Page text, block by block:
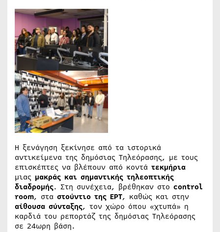
Η ξενάγηση ξεκίνησε από τα ιστορικά
αντικείμενα της δημόσιας Τηλεόρασης, με τους
επισκέπτες να βλέπουν από κοντά τεκμήρια
μιας μακράς και σημαντικής τηλεοπτικής
διαδρομής. Στη συνέχεια, βρέθηκαν στο control
room, στα στούντιο της ΕΡΤ, καθώς και στην
αίθουσα σύνταξης, τον χώρο όπου «χτυπά» η
καρδιά του ρεπορτάζ της δημόσιας Τηλεόρασης
σε 24ωρη βάση.